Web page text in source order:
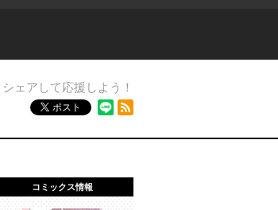
シェアして応援しよう！
ポスト
コミックス情報